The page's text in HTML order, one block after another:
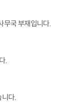
무국 부재입니다.
.
다.